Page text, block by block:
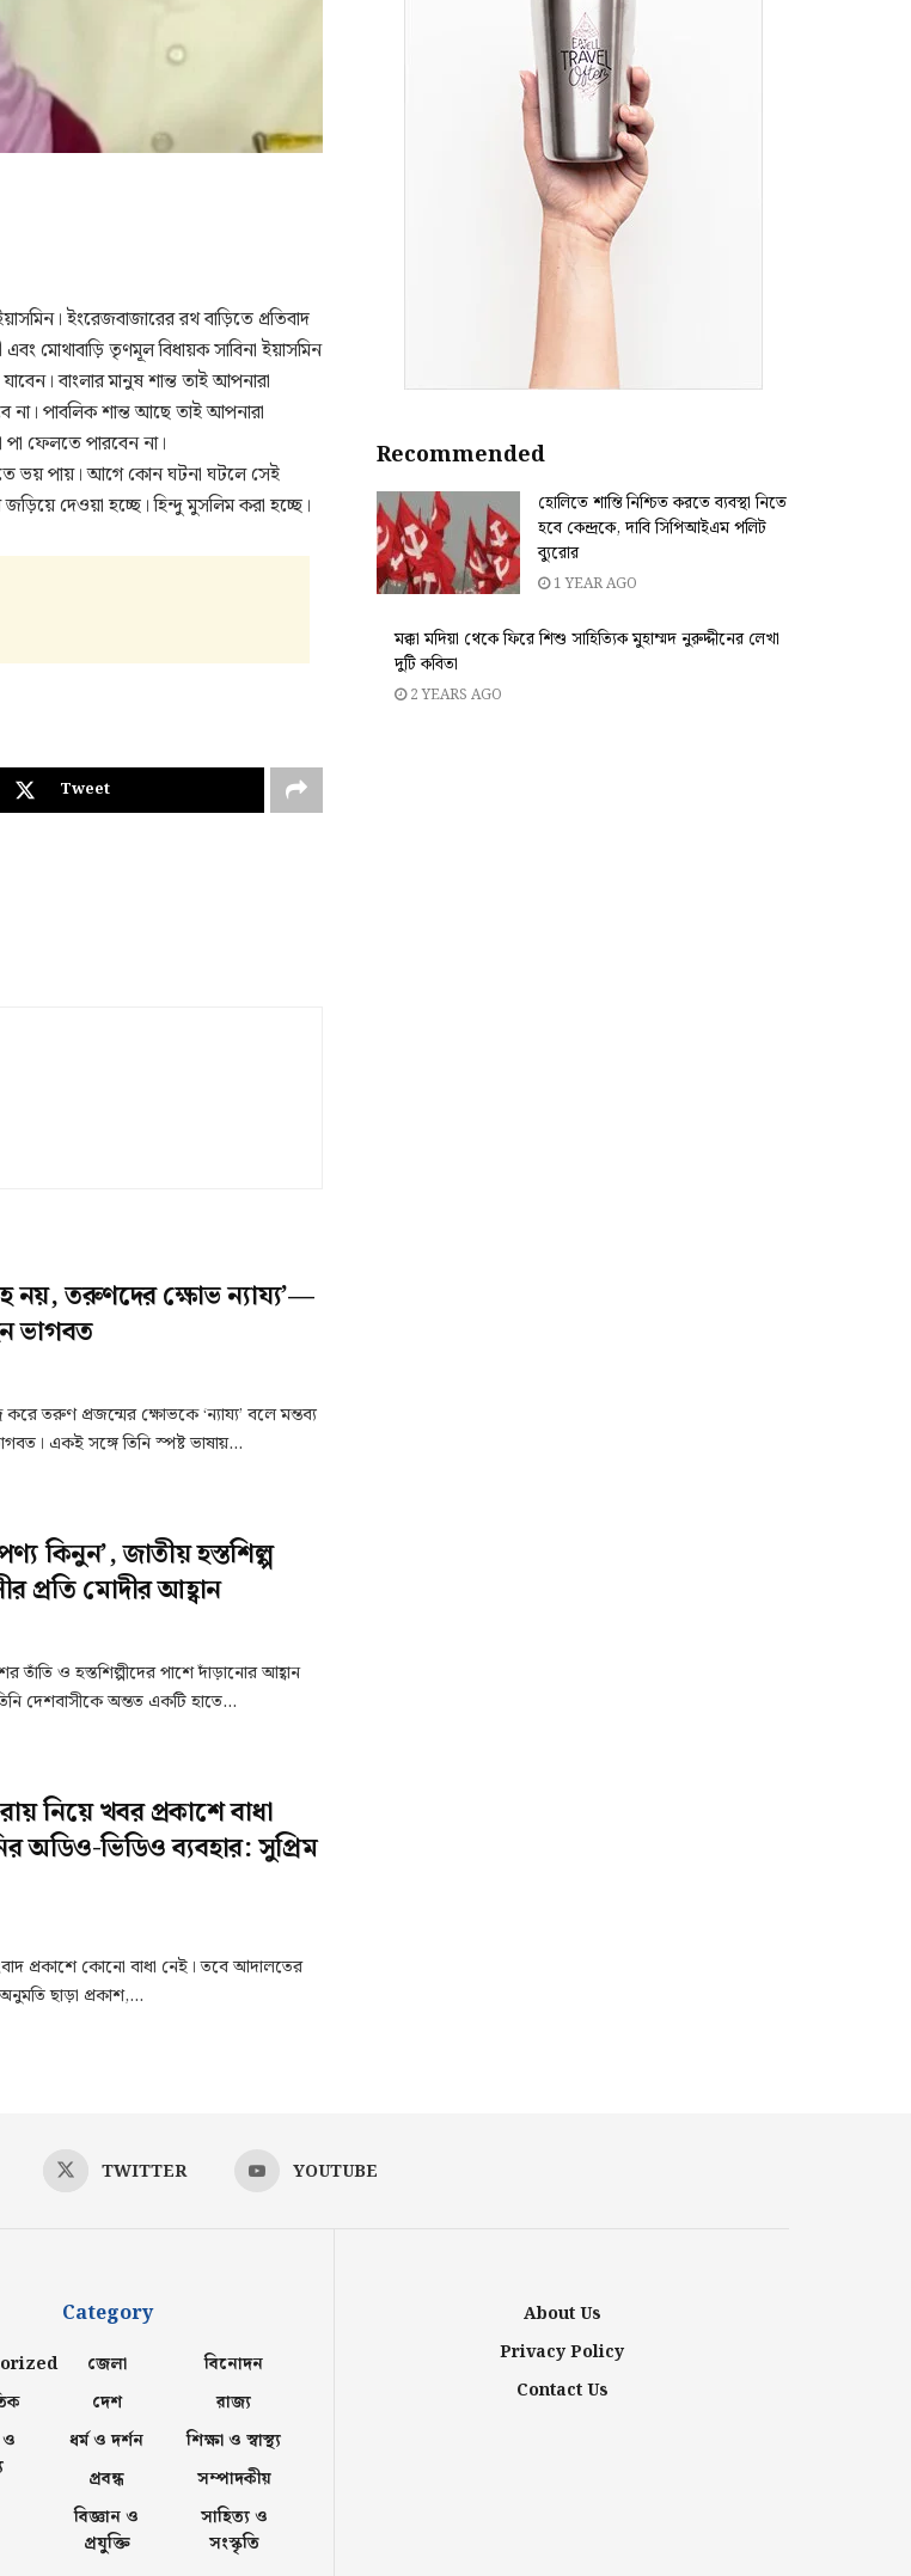
ইংরেজবাজারের রথ বাড়িতে প্রতিবাদ
মোথাবাড়ি তৃণমূল বিধায়ক সাবিনা ইয়াসমিন
বাংলার মানুষ শান্ত তাই আপনারা
না। পাবলিক শান্ত আছে তাই আপনারা
পা ফেলতে পারবেন না।
ভয় পায়। আগে কোন ঘটনা ঘটলে সেই
দেওয়া হচ্ছে। হিন্দু মুসলিম করা হচ্ছে।
Tweet
নয়, তরুণদের ক্ষোভ ন্যায্য’—
ভাগবত
তরুণ প্রজন্মের ক্ষোভকে ‘ন্যায্য’ বলে মন্তব্য
একই সঙ্গে তিনি স্পষ্ট ভাষায়...
কিনুন’, জাতীয় হস্তশিল্প
প্রতি মোদীর আহ্বান
তাঁতি ও হস্তশিল্পীদের পাশে দাঁড়ানোর আহ্বান
দেশবাসীকে অন্তত একটি হাতে...
নিয়ে খবর প্রকাশে বাধা
অডিও-ভিডিও ব্যবহার: সুপ্রিম
প্রকাশে কোনো বাধা নেই। তবে আদালতের
ছাড়া প্রকাশ,...
Recommended
হোলিতে শান্তি নিশ্চিত করতে ব্যবস্থা নিতে
হবে কেন্দ্রকে, দাবি সিপিআইএম পলিট
ব্যুরোর
1 YEAR AGO
মক্কা মদিয়া থেকে ফিরে শিশু সাহিত্যিক মুহাম্মদ নুরুদ্দীনের লেখা
দুটি কবিতা
2 YEARS AGO
TWITTER YOUTUBE
Category
ও
জেলা
দেশ
ধর্ম ও দর্শন
প্রবন্ধ
বিজ্ঞান ও
প্রযুক্তি
বিনোদন
রাজ্য
শিক্ষা ও স্বাস্থ্য
সম্পাদকীয়
সাহিত্য ও
সংস্কৃতি
About Us
Privacy Policy
Contact Us